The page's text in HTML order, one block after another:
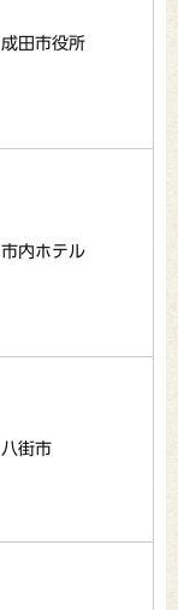
成田市役所
市内ホテル
八街市